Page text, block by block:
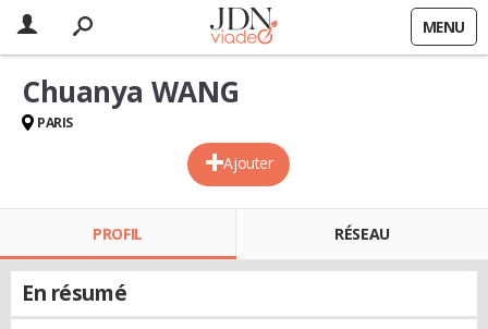
MENU
Ajouter
Chuanya WANG
PARIS
PROFIL RÉSEAU
En résumé